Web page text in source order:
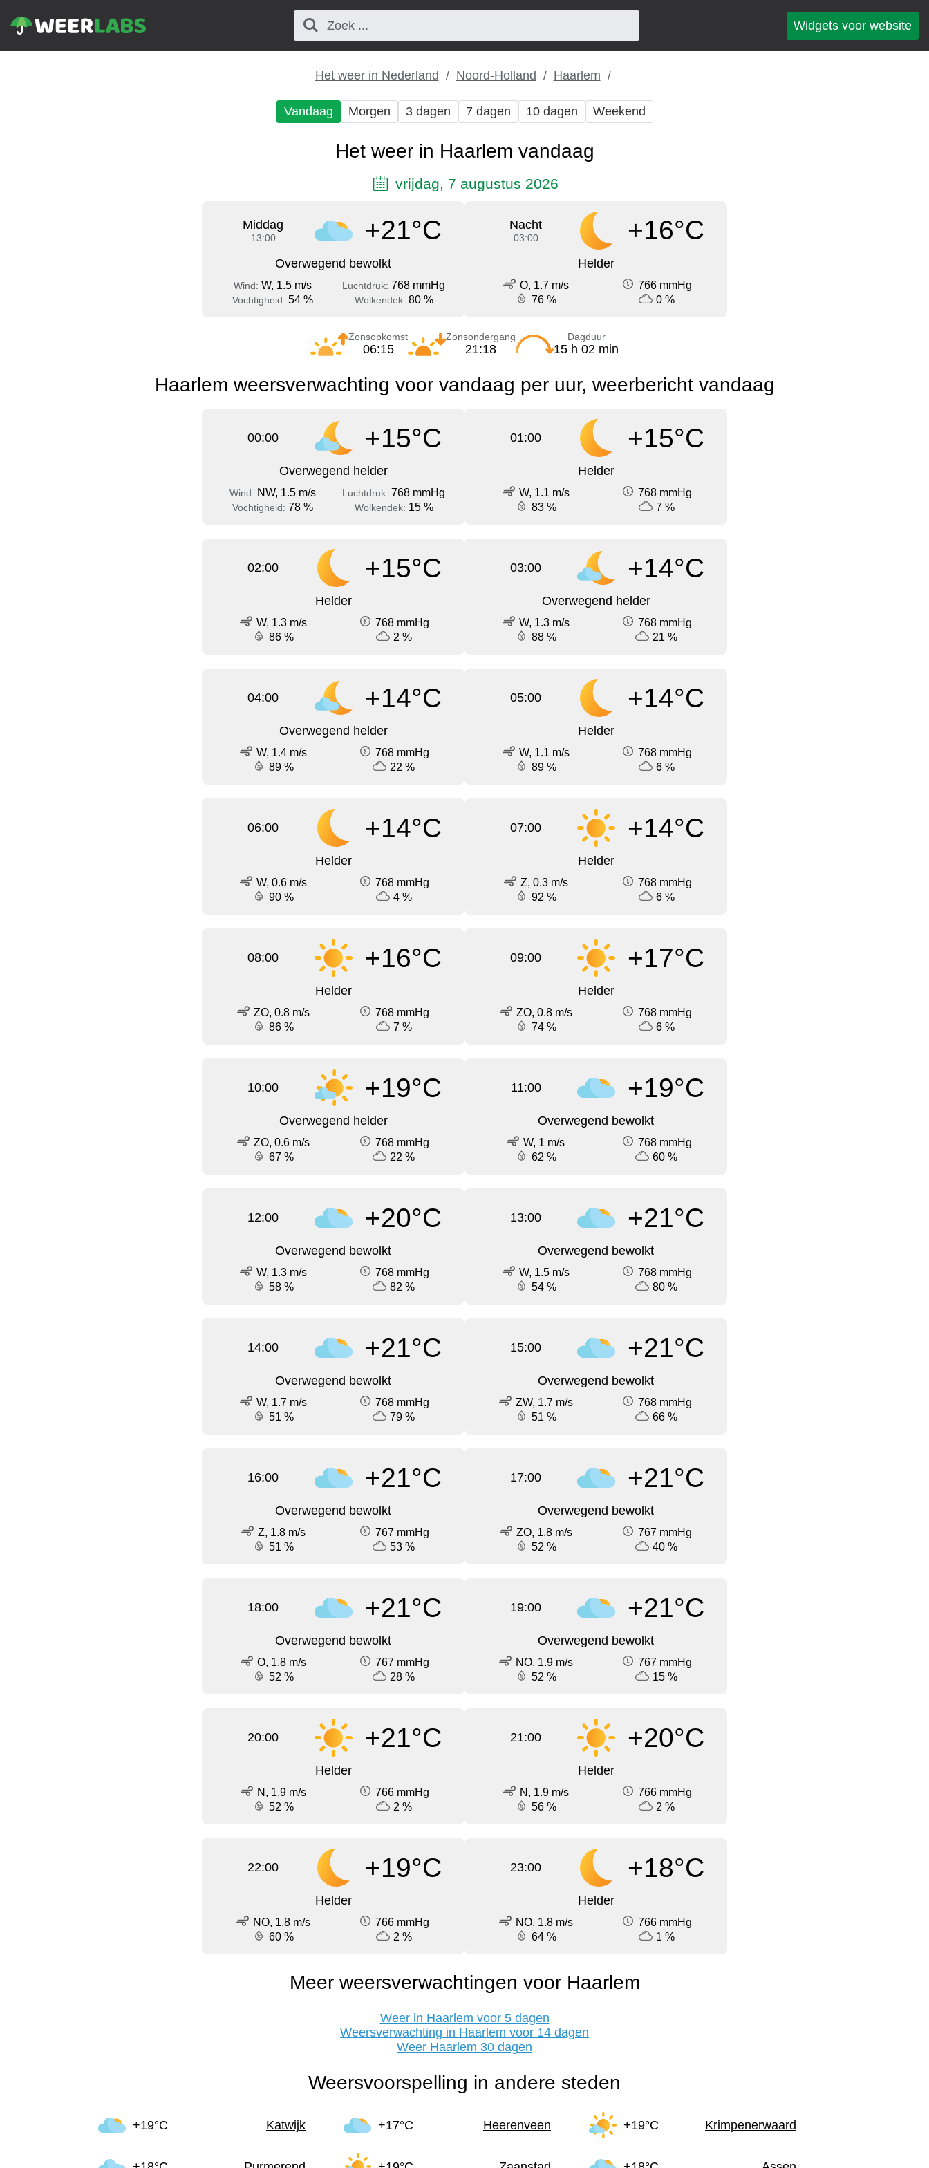
Widgets voor website
Het weer in Nederland Noord-Holland Haarlem
Vandaag Morgen 3 dagen 7 dagen 10 dagen Weekend
Het weer in Haarlem vandaag
vrijdag, 7 augustus 2026
Middag
13:00 +21°C
Overwegend bewolkt
Wind: W, 1.5 m/s Luchtdruk: 768 mmHg
Vochtigheid: 54 % Wolkendek: 80 %
Nacht
03:00 +16°C
Helder
O, 1.7 m/s
766 mmHg
76 %
0 %
Zonsopkomst
06:15
Zonsondergang
21:18
Dagduur
15 h 02 min
Haarlem weersverwachting voor vandaag per uur, weerbericht vandaag
00:00 +15°C
Overwegend helder
Wind: NW, 1.5 m/s Luchtdruk: 768 mmHg
Vochtigheid: 78 % Wolkendek: 15 %
01:00 +15°C
Helder
W, 1.1 m/s
768 mmHg
83 %
7 %
02:00 +15°C
Helder
W, 1.3 m/s
768 mmHg
86 %
2 %
03:00 +14°C
Overwegend helder
W, 1.3 m/s
768 mmHg
88 %
21 %
04:00 +14°C
Overwegend helder
W, 1.4 m/s
768 mmHg
89 %
22 %
05:00 +14°C
Helder
W, 1.1 m/s
768 mmHg
89 %
6 %
06:00 +14°C
Helder
W, 0.6 m/s
768 mmHg
90 %
4 %
07:00 +14°C
Helder
Z, 0.3 m/s
768 mmHg
92 %
6 %
08:00 +16°C
Helder
ZO, 0.8 m/s
768 mmHg
86 %
7 %
09:00 +17°C
Helder
ZO, 0.8 m/s
768 mmHg
74 %
6 %
10:00 +19°C
Overwegend helder
ZO, 0.6 m/s
768 mmHg
67 %
22 %
11:00 +19°C
Overwegend bewolkt
W, 1 m/s
768 mmHg
62 %
60 %
12:00 +20°C
Overwegend bewolkt
W, 1.3 m/s
768 mmHg
58 %
82 %
13:00 +21°C
Overwegend bewolkt
W, 1.5 m/s
768 mmHg
54 %
80 %
14:00 +21°C
Overwegend bewolkt
W, 1.7 m/s
768 mmHg
51 %
79 %
15:00 +21°C
Overwegend bewolkt
ZW, 1.7 m/s
768 mmHg
51 %
66 %
16:00 +21°C
Overwegend bewolkt
Z, 1.8 m/s
767 mmHg
51 %
53 %
17:00 +21°C
Overwegend bewolkt
ZO, 1.8 m/s
767 mmHg
52 %
40 %
18:00 +21°C
Overwegend bewolkt
O, 1.8 m/s
767 mmHg
52 %
28 %
19:00 +21°C
Overwegend bewolkt
NO, 1.9 m/s
767 mmHg
52 %
15 %
20:00 +21°C
Helder
N, 1.9 m/s
766 mmHg
52 %
2 %
21:00 +20°C
Helder
N, 1.9 m/s
766 mmHg
56 %
2 %
22:00 +19°C
Helder
NO, 1.8 m/s
766 mmHg
60 %
2 %
23:00 +18°C
Helder
NO, 1.8 m/s
766 mmHg
64 %
1 %
Meer weersverwachtingen voor Haarlem
Weer in Haarlem voor 5 dagen
Weersverwachting in Haarlem voor 14 dagen
Weer Haarlem 30 dagen
Weersvoorspelling in andere steden
+19°C Katwijk +17°C Heerenveen +19°C Krimpenerwaard